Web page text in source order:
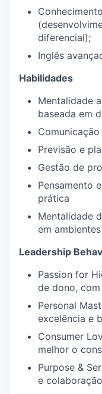
diferencial);
Inglês
Habilidades
Mentalidade
baseada em
Previsão e
Gestão de
Pensamento
prática
Mentalidade
em
Leadership
Passion for
de dono,
Personal
excelência e
Consumer
melhor o
Purpose &
e colaboração